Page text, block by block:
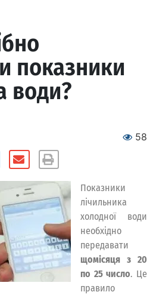
показники
води?
58
Показники
лічильника
холодної води
необхідно
передавати
щомісяця з 20
по 25 число. Це
правило